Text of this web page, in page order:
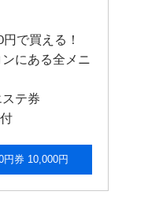
で買える！
にある全メニ
テ券
円券 10,000円